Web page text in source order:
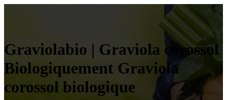
Graviolabio | Graviola corossol
Biologique­ment Graviola
corossol biologique